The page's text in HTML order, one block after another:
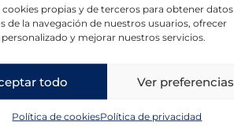
propias y de terceros para obtener datos
de la navegación de nuestros usuarios, ofrecer
y mejorar nuestros servicios.
todo Ver preferencias
Política de cookiesPolítica de privacidad